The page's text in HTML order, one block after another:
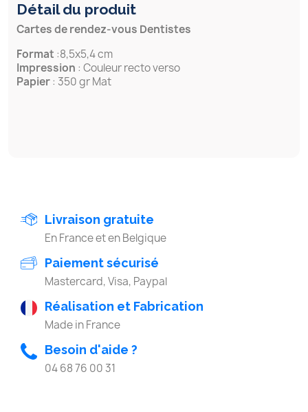
Détail du produit
Cartes de rendez-vous Dentistes
Format :8,5x5,4 cm
Impression : Couleur recto verso
Papier: 350 gr Mat
Livraison gratuite
En France et en Belgique
Paiement sécurisé
Mastercard, Visa, Paypal
Réalisation et Fabrication
Made in France
Besoin d'aide ?
04 68 76 00 31